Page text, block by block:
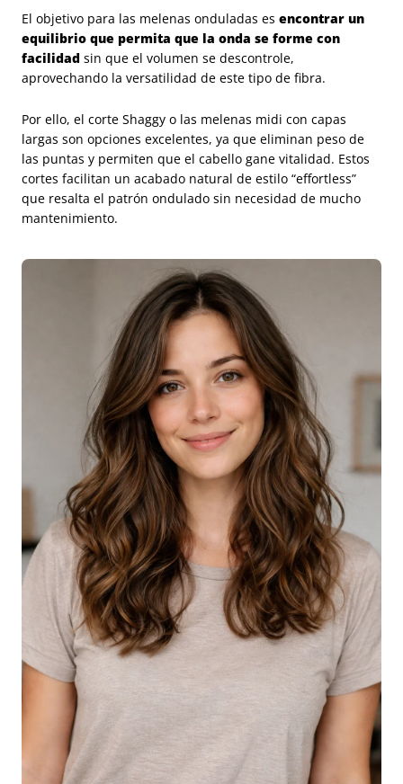
El objetivo para las melenas onduladas es encontrar un
equilibrio que permita que la onda se forme con
facilidad sin que el volumen se descontrole,
aprovechando la versatilidad de este tipo de fibra.
Por ello, el corte Shaggy o las melenas midi con capas
largas son opciones excelentes, ya que eliminan peso de
las puntas y permiten que el cabello gane vitalidad. Estos
cortes facilitan un acabado natural de estilo “effortless”
que resalta el patrón ondulado sin necesidad de mucho
mantenimiento.